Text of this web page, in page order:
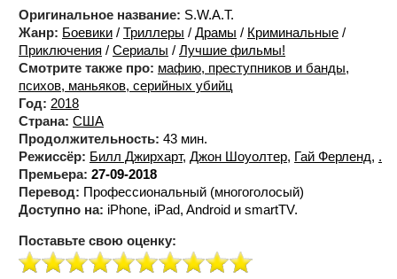
Оригинальное название: S.W.A.T.
Жанр: Боевики / Триллеры / Драмы / Криминальные /
Приключения / Сериалы / Лучшие фильмы!
Смотрите также про: мафию, преступников и банды,
психов, маньяков, серийных убийц
Год: 2018
Страна: США
Продолжительность: 43 мин.
Режиссёр: Билл Джирхарт, Джон Шоуолтер, Гай Ферленд, .
Премьера: 27-09-2018
Перевод: Профессиональный (многоголосый)
Доступно на: iPhone, iPad, Android и smartTV.
Поставьте свою оценку: